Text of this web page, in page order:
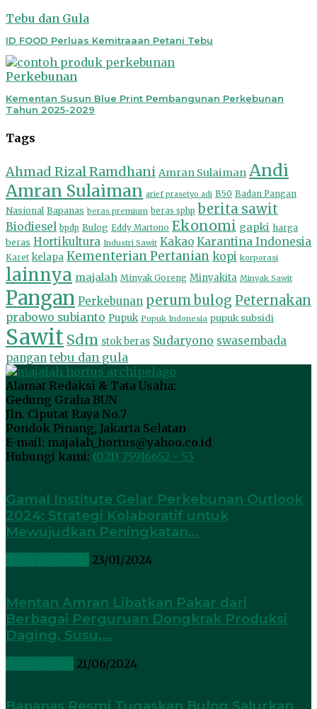
Tebu dan Gula
ID FOOD Perluas Kemitraaan Petani Tebu
Perkebunan
Kementan Susun Blue Print Pembangunan Perkebunan
Tahun 2025-2029
Tags
Ahmad Rizal Ramdhani Amran Sulaiman Andi
Amran Sulaiman arief prasetyo adi B50 Badan Pangan
Nasional Bapanas beras premium beras sphp berita sawit
Biodiesel bpdp Bulog Eddy Martono Ekonomi gapki harga
beras Hortikultura Industri Sawit Kakao Karantina Indonesia
Karet kelapa Kementerian Pertanian kopi korporasi
lainnya majalah Minyak Goreng Minyakita Minyak Sawit
Pangan Perkebunan perum bulog Peternakan
prabowo subianto Pupuk Pupuk Indonesia pupuk subsidi
Sawit Sdm stok beras Sudaryono swasembada
pangan tebu dan gula
Alamat Redaksi & Tata Usaha:
Gedung Graha BUN
Jln. Ciputat Raya No.7
Pondok Pinang, Jakarta Selatan
E-mail: majalah_hortus@yahoo.co.id
Hubungi kami: (021) 75916652 - 53
Gamal Institute Gelar Perkebunan Outlook
2024: Strategi Kolaboratif untuk
Mewujudkan Peningkatan...
23/01/2024
Mentan Amran Libatkan Pakar dari
Berbagai Perguruan Dongkrak Produksi
Daging, Susu,...
21/06/2024